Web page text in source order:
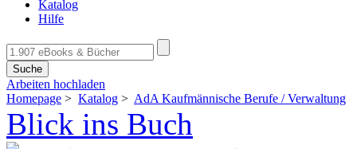
Katalog
Hilfe
Suche
Arbeiten hochladen
Homepage > Katalog > AdA Kaufmännische Berufe / Verwaltung
Blick ins Buch